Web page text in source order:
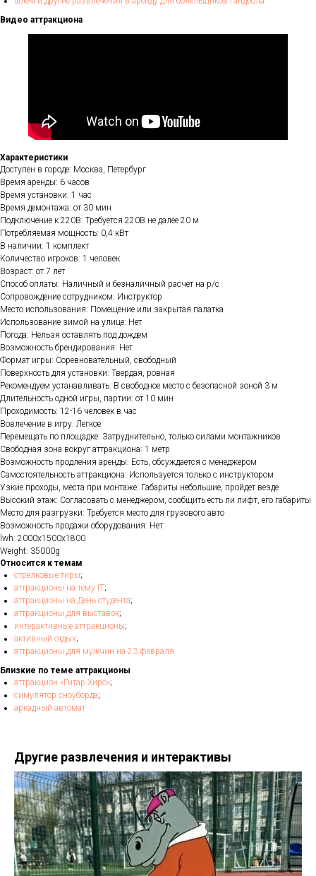
Видео аттракциона
Характеристики
Доступен в городе: Москва, Петербург
Время аренды: 6 часов
Время установки: 1 час
Время демонтажа: от 30 мин
Подключение к 220В: Требуется 220В не далее 20 м
Потребляемая мощность: 0,4 кВт
В наличии: 1 комплект
Количество игроков: 1 человек
Возраст: от 7 лет
Способ оплаты: Наличный и безналичный расчет на р/с
Сопровождение сотрудником: Инструктор
Место использования: Помещение или закрытая палатка
Использование зимой на улице: Нет
Погода: Нельзя оставлять под дождем
Возможность брендирования: Нет
Формат игры: Соревновательный, свободный
Поверхность для установки: Твердая, ровная
Рекомендуем устанавливать: В свободное место с безопасной зоной 3 м
Длительность одной игры, партии: от 10 мин
Проходимость: 12-16 человек в час
Вовлечение в игру: Легкое
Перемещать по площадке: Затруднительно, только силами монтажников
Свободная зона вокруг аттракциона: 1 метр
Возможность продления аренды: Есть, обсуждается с менеджером
Самостоятельность аттракциона: Используется только с инструктором
Узкие проходы, места при монтаже: Габариты небольшие, пройдет везде
Высокий этаж: Согласовать с менеджером, сообщить есть ли лифт, его габариты
Место для разгрузки: Требуется место для грузового авто
Возможность продажи оборудования: Нет
lwh: 2000x1500x1800
Weight: 35000g
Относится к темам
стрелковые тиры;
аттракционы на тему IT;
аттракционы на День студента;
аттракционы для выставок;
интерактивные аттракционы;
активный отдых;
аттракционы для мужчин на 23 февраля
Близкие по теме аттракционы
аттракцион «Гитар Хиро»;
симулятор сноуборда;
аркадный автомат
Другие развлечения и интерактивы